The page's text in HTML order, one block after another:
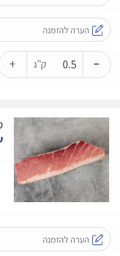
-
כמות
של
קינג
פיש
(המאצ'י)
ק"ג +